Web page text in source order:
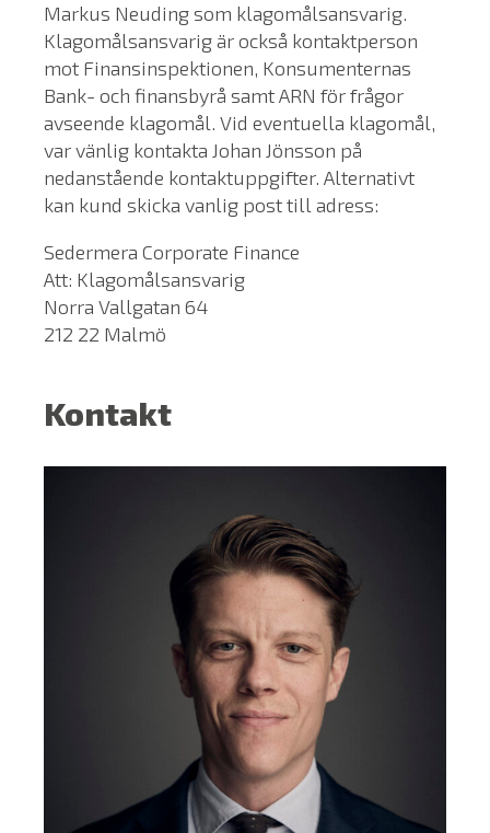
Markus Neuding som klagomålsansvarig.
Klagomålsansvarig är också kontaktperson
mot Finansinspektionen, Konsumenternas
Bank- och finansbyrå samt ARN för frågor
avseende klagomål. Vid eventuella klagomål,
var vänlig kontakta Johan Jönsson på
nedanstående kontaktuppgifter. Alternativt
kan kund skicka vanlig post till adress:
Sedermera Corporate Finance
Att: Klagomålsansvarig
Norra Vallgatan 64
212 22 Malmö
Kontakt